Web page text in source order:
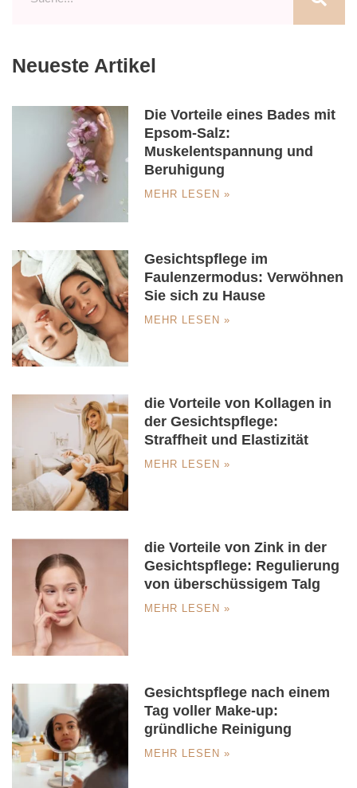
Neueste Artikel
Die Vorteile eines Bades mit
Epsom-Salz:
Muskelentspannung und
Beruhigung
MEHR LESEN »
Gesichtspflege im
Faulenzermodus: Verwöhnen
Sie sich zu Hause
MEHR LESEN »
die Vorteile von Kollagen in
der Gesichtspflege:
Straffheit und Elastizität
MEHR LESEN »
die Vorteile von Zink in der
Gesichtspflege: Regulierung
von überschüssigem Talg
MEHR LESEN »
Gesichtspflege nach einem
Tag voller Make-up:
gründliche Reinigung
MEHR LESEN »